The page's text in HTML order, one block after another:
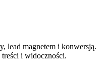
lead magnetem i konwersją.
i widoczności.